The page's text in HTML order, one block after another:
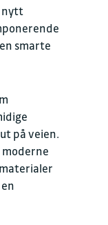
nytt
smarte
på veien.